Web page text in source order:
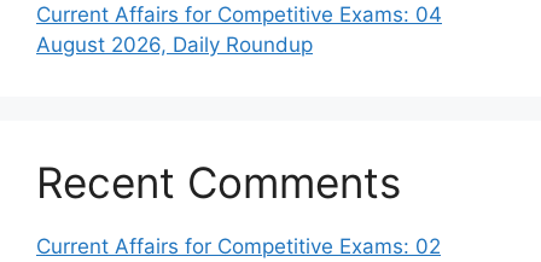
Current Affairs for Competitive Exams: 04
August 2026, Daily Roundup
Recent Comments
Current Affairs for Competitive Exams: 02